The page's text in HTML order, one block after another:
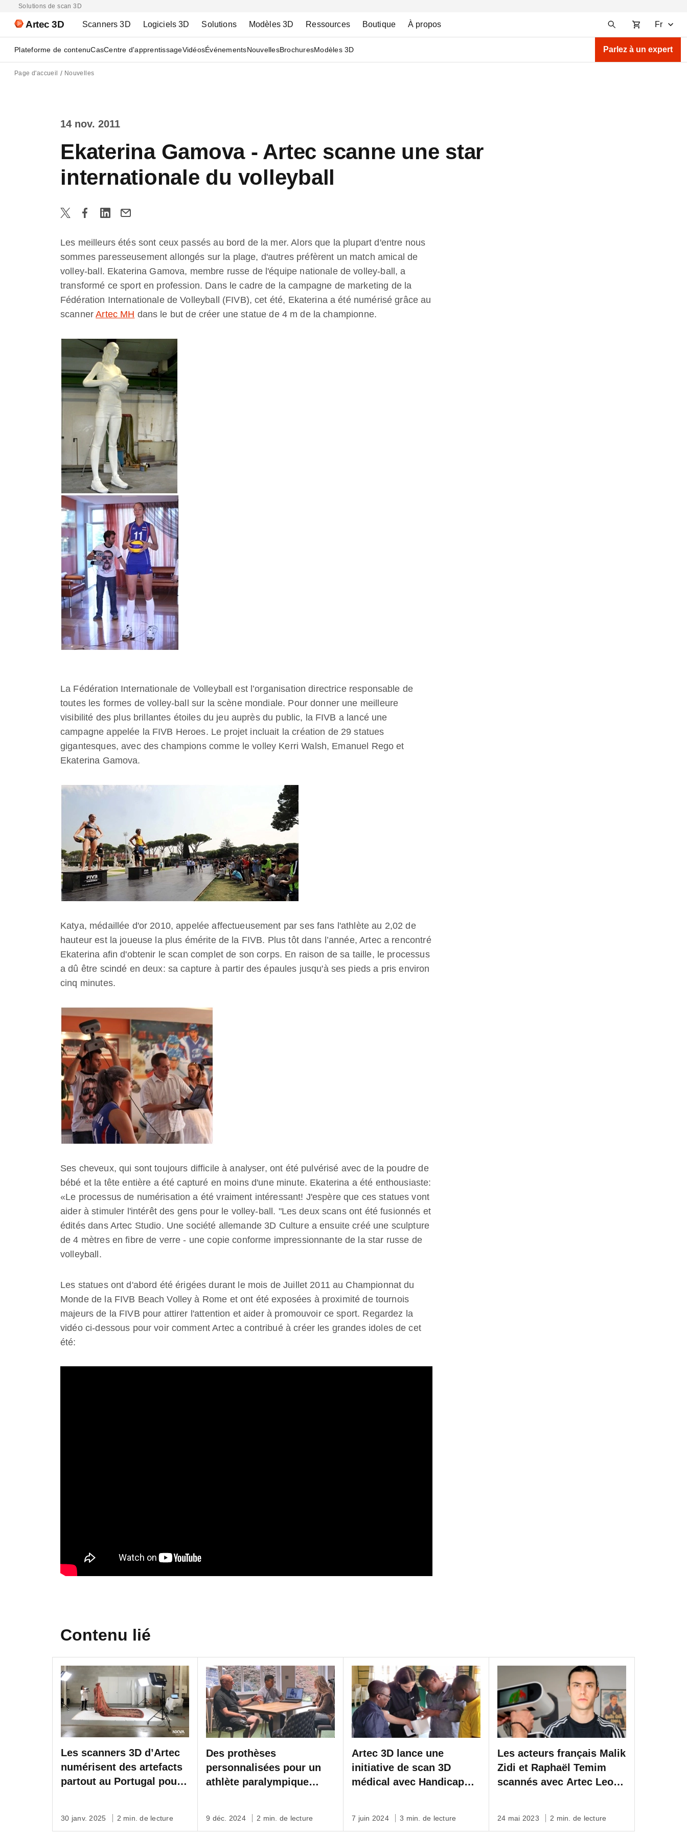
Solutions de scan 3D
Artec 3D Scanners 3D Logiciels 3D Solutions Modèles 3D Ressources Boutique À propos Fr
Plateforme de contenuCasCentre d'apprentissageVidéosÉvénementsNouvellesBrochuresModèles 3D Parlez à un expert
Page d'accueil Nouvelles
14 nov. 2011
Ekaterina Gamova - Artec scanne une star
internationale du volleyball
Les meilleurs étés sont ceux passés au bord de la mer. Alors que la plupart d'entre nous
sommes paresseusement allongés sur la plage, d'autres préfèrent un match amical de
volley-ball. Ekaterina Gamova, membre russe de l'équipe nationale de volley-ball, a
transformé ce sport en profession. Dans le cadre de la campagne de marketing de la
Fédération Internationale de Volleyball (FIVB), cet été, Ekaterina a été numérisé grâce au
scannerArtec MH dans le but de créer une statue de 4 m de la championne.
La Fédération Internationale de Volleyball est l’organisation directrice responsable de
toutes les formes de volley-ball sur la scène mondiale. Pour donner une meilleure
visibilité des plus brillantes étoiles du jeu auprès du public, la FIVB a lancé une
campagne appelée la FIVB Heroes. Le projet incluait la création de 29 statues
gigantesques, avec des champions comme le volley Kerri Walsh, Emanuel Rego et
Ekaterina Gamova.
Katya, médaillée d'or 2010, appelée affectueusement par ses fans l'athlète au 2,02 de
hauteur est la joueuse la plus émérite de la FIVB. Plus tôt dans l’année, Artec a rencontré
Ekaterina afin d'obtenir le scan complet de son corps. En raison de sa taille, le processus
a dû être scindé en deux: sa capture à partir des épaules jusqu'à ses pieds a pris environ
cinq minutes.
Ses cheveux, qui sont toujours difficile à analyser, ont été pulvérisé avec de la poudre de
bébé et la tête entière a été capturé en moins d'une minute. Ekaterina a été enthousiaste:
«Le processus de numérisation a été vraiment intéressant! J'espère que ces statues vont
aider à stimuler l'intérêt des gens pour le volley-ball. "Les deux scans ont été fusionnés et
édités dans Artec Studio. Une société allemande 3D Culture a ensuite créé une sculpture
de 4 mètres en fibre de verre - une copie conforme impressionnante de la star russe de
volleyball.
Les statues ont d'abord été érigées durant le mois de Juillet 2011 au Championnat du
Monde de la FIVB Beach Volley à Rome et ont été exposées à proximité de tournois
majeurs de la FIVB pour attirer l'attention et aider à promouvoir ce sport. Regardez la
vidéo ci-dessous pour voir comment Artec a contribué à créer les grandes idoles de cet
été:
Contenu lié
Les scanners 3D d’Artec
numérisent des artefacts
partout au Portugal pour
30 janv. 2025 2 min. de lecture
Des prothèses
personnalisées pour un
athlète paralympique
9 déc. 2024 2 min. de lecture
Artec 3D lance une
initiative de scan 3D
médical avec Handicap
7 juin 2024 3 min. de lecture
Les acteurs français Malik
Zidi et Raphaël Temim
scannés avec Artec Leo
prochain film
24 mai 2023 2 min. de lecture